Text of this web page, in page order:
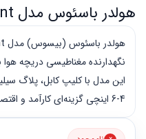
هولدر باسئوس مدل Magnetic Clip Air Vent
این مدل با کلیپ کابل، پلاگ
4-6 اینچی گزینه‌ای کارآمد و اقتصادی محسوب می‌شود.